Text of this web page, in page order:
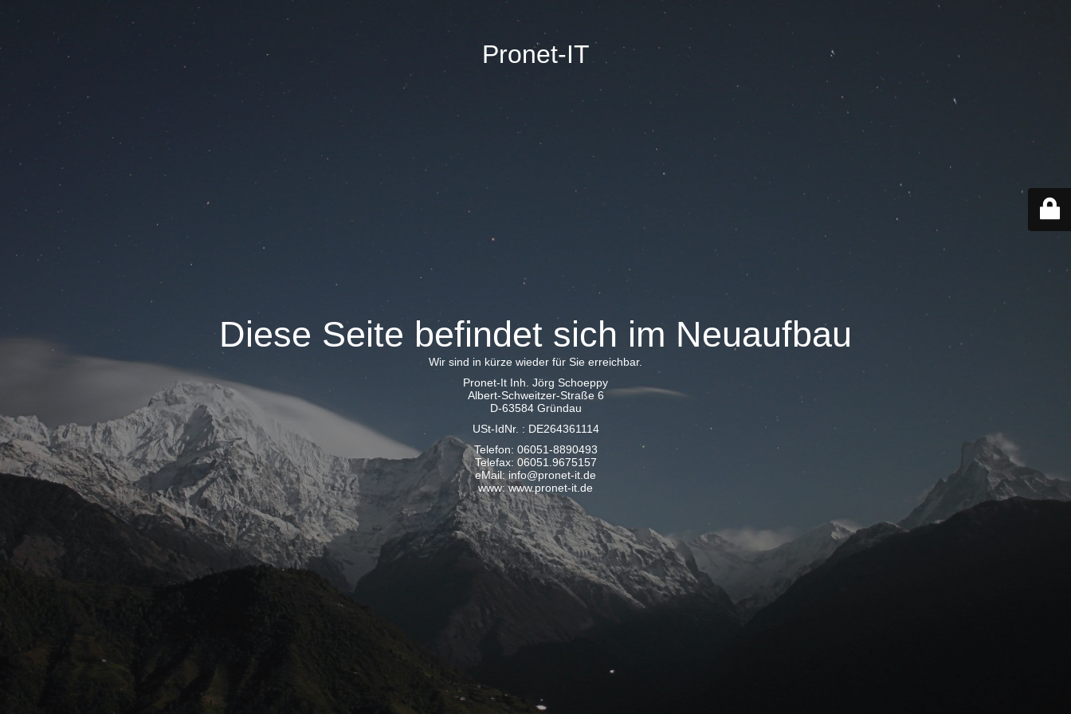
Pronet-IT
Diese Seite befindet sich im Neuaufbau
Wir sind in kürze wieder für Sie erreichbar.
Pronet-It Inh. Jörg Schoeppy
Albert-Schweitzer-Straße 6
D-63584 Gründau
USt-IdNr. : DE264361114
Telefon: 06051-8890493
Telefax: 06051.9675157
eMail: info@pronet-it.de
www: www.pronet-it.de